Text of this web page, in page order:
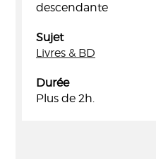
descendante
Sujet
Livres & BD
Durée
Plus de 2h.